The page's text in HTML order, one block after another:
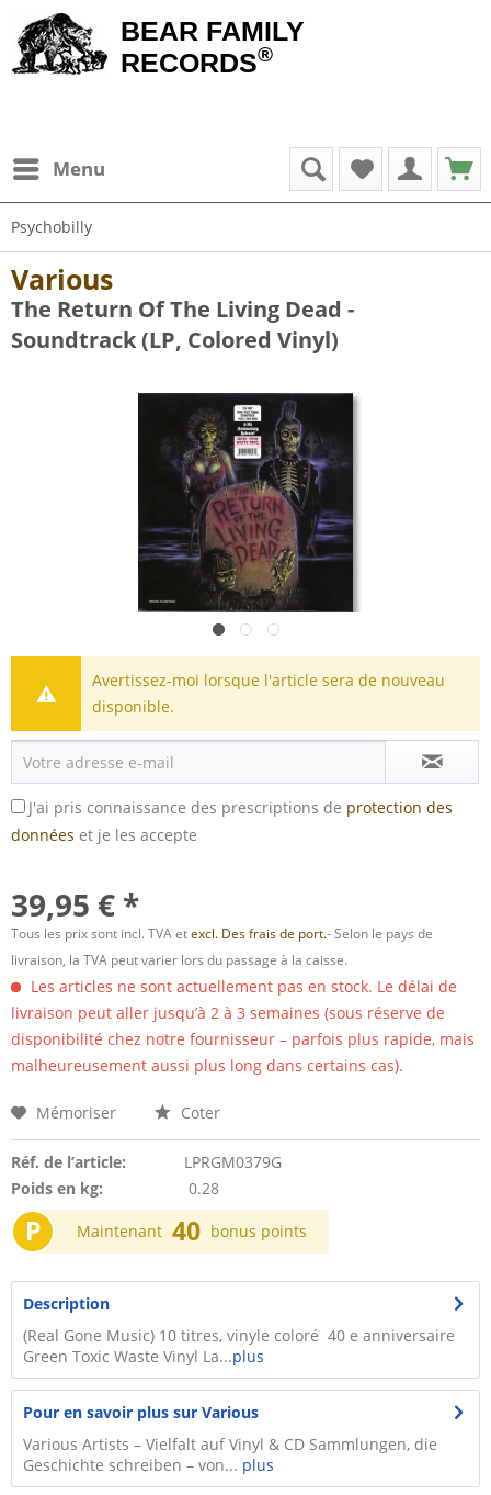
BEAR FAMILY
RECORDS®
Menu
Psychobilly
Various
The Return Of The Living Dead -
Soundtrack (LP, Colored Vinyl)
Avertissez-moi lorsque l'article sera de nouveau
disponible.
J'ai pris connaissance des prescriptions de protection des
données et je les accepte
39,95 € *
Tous les prix sont incl. TVA etexcl. Des frais de port.- Selon le pays de
livraison, la TVA peut varier lors du passage à la caisse.
Les articles ne sont actuellement pas en stock. Le délai de
livraison peut aller jusqu’à 2 à 3 semaines (sous réserve de
disponibilité chez notre fournisseur – parfois plus rapide, mais
malheureusement aussi plus long dans certains cas).
Mémoriser Coter
Réf. de l’article:
LPRGM0379G
Poids en kg:
0.28
P Maintenant 40 bonus points
Description
(Real Gone Music) 10 titres, vinyle coloré 40 e anniversaire
Green Toxic Waste Vinyl La...plus
Pour en savoir plus sur Various
Various Artists – Vielfalt auf Vinyl & CD Sammlungen, die
Geschichte schreiben – von... plus